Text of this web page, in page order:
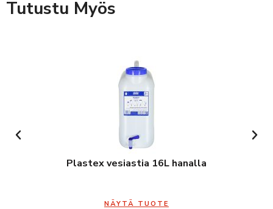
Tutustu Myös
Plastex vesiastia 16L hanalla
NÄYTÄ TUOTE